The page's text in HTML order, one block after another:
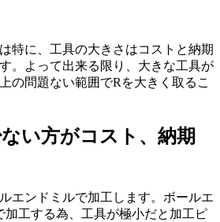
特に、工具の大きさはコストと納期
。よって出来る限り、大きな工具が
の問題ない範囲でRを大きく取るこ
い方がコスト、納期
エンドミルで加工します。ボールエ
加工する為、工具が極小だと加工ピ